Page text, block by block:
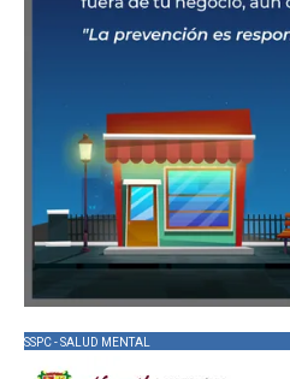
SSPC - SALUD MENTAL